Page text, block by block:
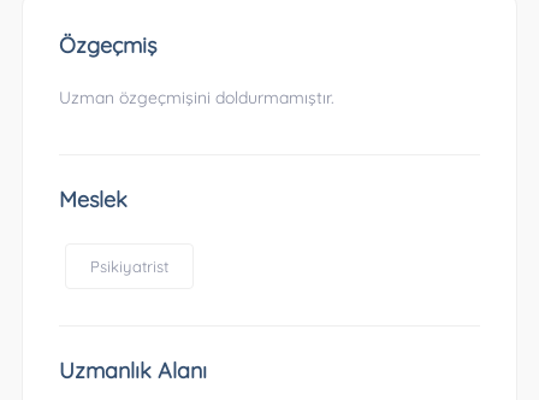
Özgeçmiş
Uzman özgeçmişini doldurmamıştır.
Meslek
Psikiyatrist
Uzmanlık Alanı